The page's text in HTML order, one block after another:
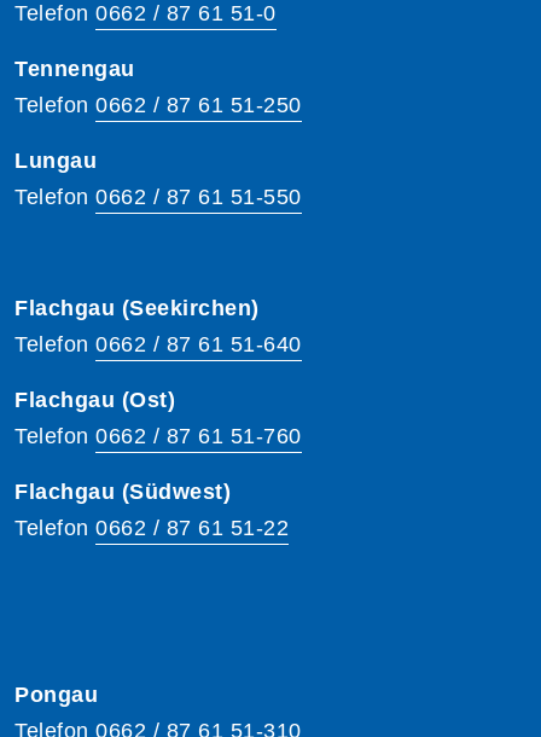
Telefon 0662 / 87 61 51-0
Tennengau
Telefon 0662 / 87 61 51-250
Lungau
Telefon 0662 / 87 61 51-550
Flachgau (Seekirchen)
Telefon 0662 / 87 61 51-640
Flachgau (Ost)
Telefon 0662 / 87 61 51-760
Flachgau (Südwest)
Telefon 0662 / 87 61 51-22
Pongau
Telefon 0662 / 87 61 51-310